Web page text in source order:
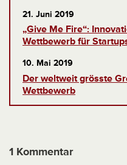
21. Juni 2019
„Give Me Fire“:
Wettbewerb für
10. Mai 2019
Der weltweit grösste
Wettbewerb
1 Kommentar